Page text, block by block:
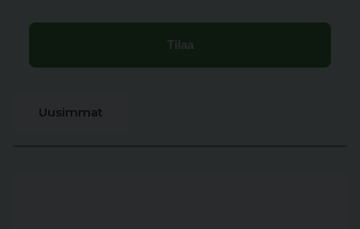
Uusimmat